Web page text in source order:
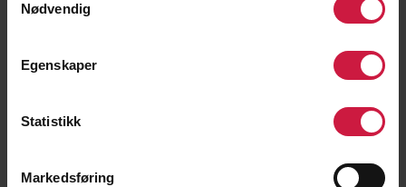
Nødvendig
Egenskaper
Statistikk
Markedsføring
bakgrunn i dokumenter og på nettsider, PNG fil
Standard logo NTG, med payoff, til trykk på lys
bakgrunn, .AI fil